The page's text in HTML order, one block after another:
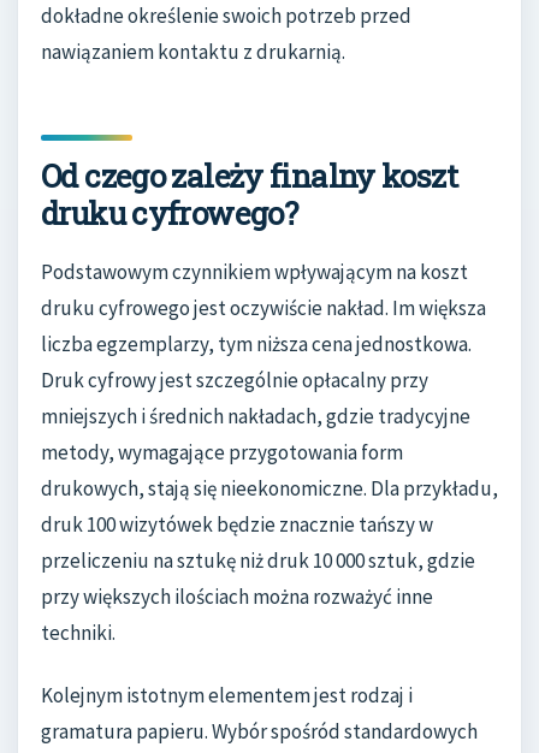
dokładne określenie swoich potrzeb przed
nawiązaniem kontaktu z drukarnią.
Od czego zależy finalny koszt
druku cyfrowego?
Podstawowym czynnikiem wpływającym na koszt
druku cyfrowego jest oczywiście nakład. Im większa
liczba egzemplarzy, tym niższa cena jednostkowa.
Druk cyfrowy jest szczególnie opłacalny przy
mniejszych i średnich nakładach, gdzie tradycyjne
metody, wymagające przygotowania form
drukowych, stają się nieekonomiczne. Dla przykładu,
druk 100 wizytówek będzie znacznie tańszy w
przeliczeniu na sztukę niż druk 10 000 sztuk, gdzie
przy większych ilościach można rozważyć inne
techniki.
Kolejnym istotnym elementem jest rodzaj i
gramatura papieru. Wybór spośród standardowych